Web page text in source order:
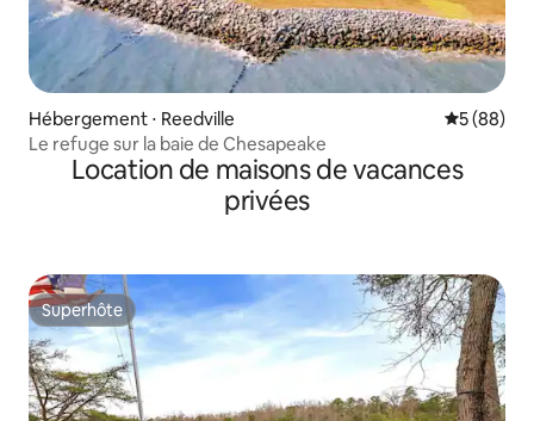
Hébergement ⋅ Reedville
5 (88)
Le refuge sur la baie de Chesapeake
Location de maisons de vacances
privées
Superhôte
Superhôte